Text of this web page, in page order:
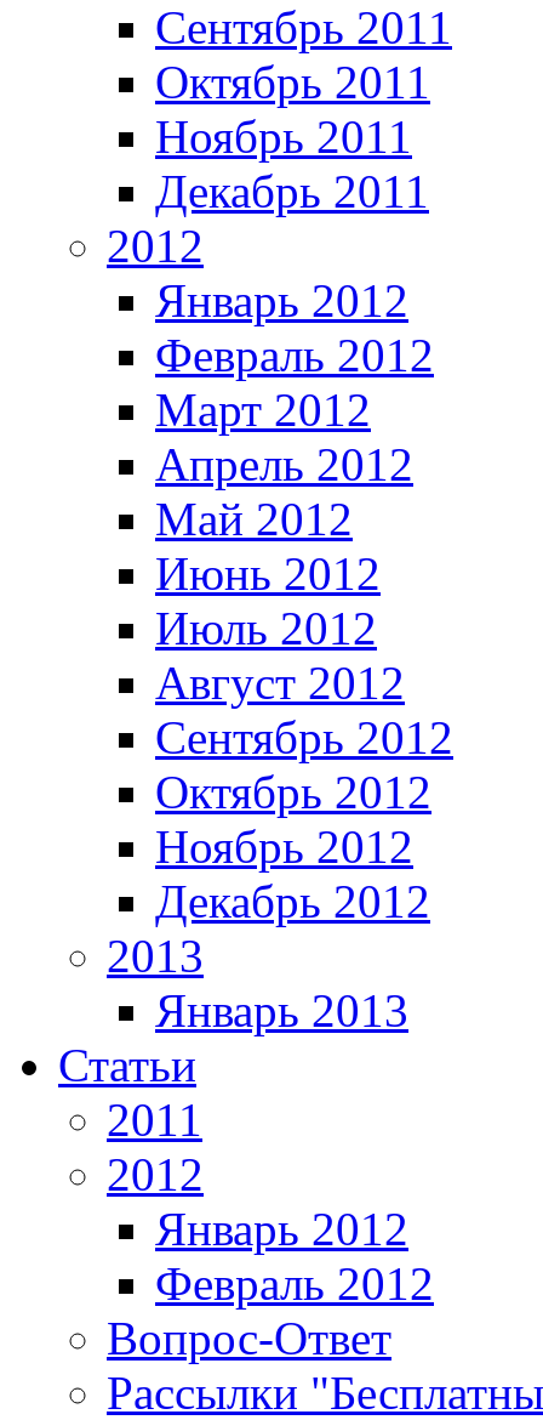
Сентябрь 2011
Октябрь 2011
Ноябрь 2011
Декабрь 2011
2012
Январь 2012
Февраль 2012
Март 2012
Апрель 2012
Май 2012
Июнь 2012
Июль 2012
Август 2012
Сентябрь 2012
Октябрь 2012
Ноябрь 2012
Декабрь 2012
2013
Январь 2013
Статьи
2011
2012
Январь 2012
Февраль 2012
Вопрос-Ответ
Рассылки